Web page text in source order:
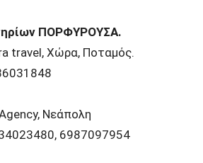
ΠΟΡΦΥΡΟΥΣΑ.
Πρακτορείο Kithira travel, Χώρα, Ποταμός.
Νεάπολη
6987097954